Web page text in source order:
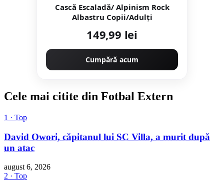
Cască Escaladă/ Alpinism Rock
Albastru Copii/Adulți
149,99 lei
Cumpără acum
Cele mai citite din Fotbal Extern
1 · Top
David Owori, căpitanul lui SC Villa, a murit după
un atac
august 6, 2026
2 · Top